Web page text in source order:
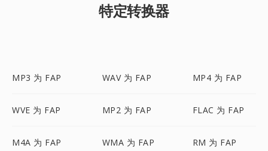
特定转换器
MP3 为 FAP WAV 为 FAP MP4 为 FAP
WVE 为 FAP MP2 为 FAP FLAC 为 FAP
M4A 为 FAP WMA 为 FAP RM 为 FAP